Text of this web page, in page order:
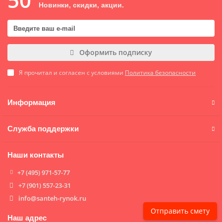
Отправить смету
Новинки, скидки, акции.
Оформить подписку
Я прочитал и согласен с условиями Политика безопасности
Информация
Служба поддержки
Наши контакты
+7 (495) 971-57-77
+7 (901) 557-23-31
info@santeh-rynok.ru
Наш адрес